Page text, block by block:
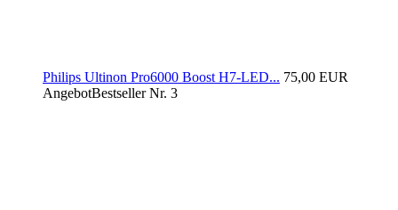
Philips Ultinon Pro6000 Boost H7-LED... 75,00 EUR
AngebotBestseller Nr. 3